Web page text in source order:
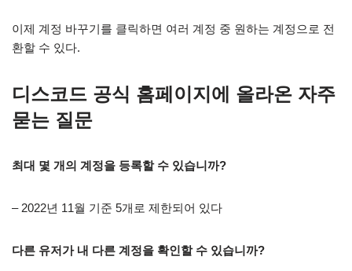
이제 계정 바꾸기를 클릭하면 여러 계정 중 원하는 계정으로 전
환할 수 있다.
디스코드 공식 홈페이지에 올라온 자주
묻는 질문
최대 몇 개의 계정을 등록할 수 있습니까?
– 2022년 11월 기준 5개로 제한되어 있다
다른 유저가 내 다른 계정을 확인할 수 있습니까?